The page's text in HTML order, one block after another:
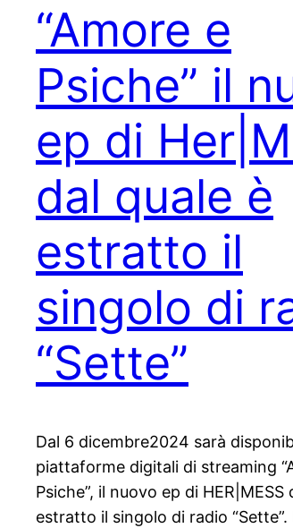
“Amore e
Psiche” il
ep di
dal quale è
estratto il
singolo di
“Sette”
Dal 6 dicembre2024 sarà
piattaforme digitali di streaming
Psiche”, il nuovo ep di HER|MESS
estratto il singolo di radio